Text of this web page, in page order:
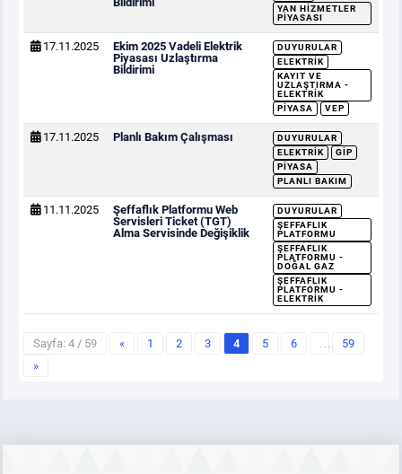
YAN HIZMETLER
PIYASASI
17.11.2025
Ekim 2025 Vadeli Elektrik
Piyasası Uzlaştırma
Bildirimi
DUYURULAR
ELEKTRIK
KAYIT VE
UZLAŞTIRMA -
ELEKTRIK
PIYASA
VEP
17.11.2025 Planlı Bakım Çalışması
DUYURULAR
ELEKTRIK
GİP
PIYASA
PLANLI BAKIM
11.11.2025
Şeffaflık Platformu Web
Servisleri Ticket (TGT)
Alma Servisinde Değişiklik
DUYURULAR
ŞEFFAFLIK
PLATFORMU
ŞEFFAFLIK
PLATFORMU -
DOĞAL GAZ
ŞEFFAFLIK
PLATFORMU -
ELEKTRIK
Sayfa: 4 / 59 « 1 2 3 4 5 6 …
59
»